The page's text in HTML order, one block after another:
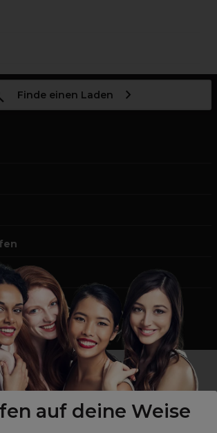
auf deine Weise
Finde einen Laden
*Du bist kein Profikunde?
WEBSEITE FÜR ENDVERBRAUCHER.*